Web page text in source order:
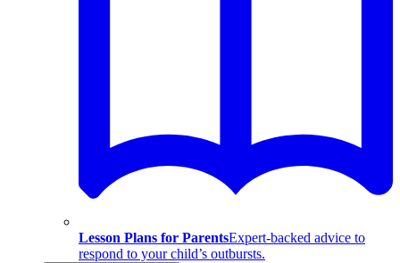
Lesson Plans for ParentsExpert-backed advice to
respond to your child’s outbursts.